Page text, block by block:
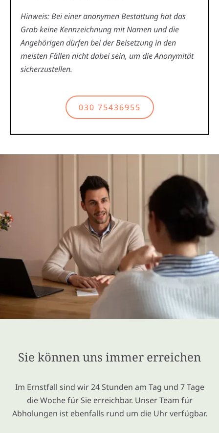
Hinweis: Bei einer anonymen Bestattung hat das
Grab keine Kennzeichnung mit Namen und die
Angehörigen dürfen bei der Beisetzung in den
meisten Fällen nicht dabei sein, um die Anonymität
sicherzustellen.
030 75436955
Sie können uns immer erreichen
Im Ernstfall sind wir 24 Stunden am Tag und 7 Tage
die Woche für Sie erreichbar. Unser Team für
Abholungen ist ebenfalls rund um die Uhr verfügbar.